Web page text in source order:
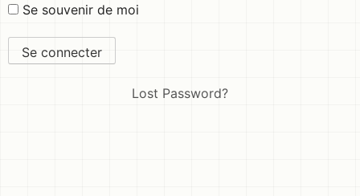
Se souvenir de moi
Lost Password?